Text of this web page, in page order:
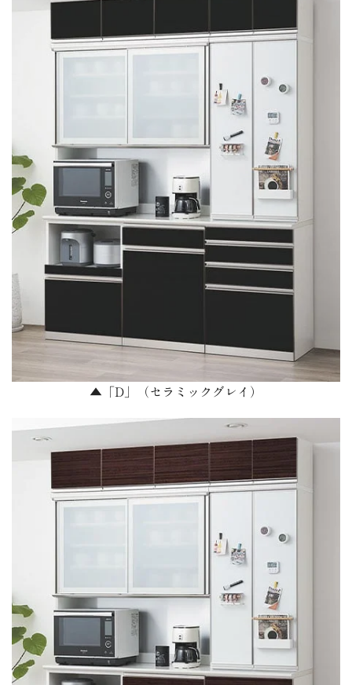
▲「D」（セラミックグレイ）